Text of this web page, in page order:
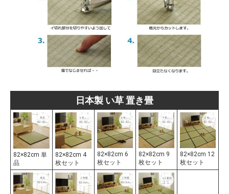
日本製 い草 置き畳
82×82cm 単
品
82×82cm 4
枚セット
82×82cm 6
枚セット
82×82cm 9
枚セット
82×82cm 12
枚セット